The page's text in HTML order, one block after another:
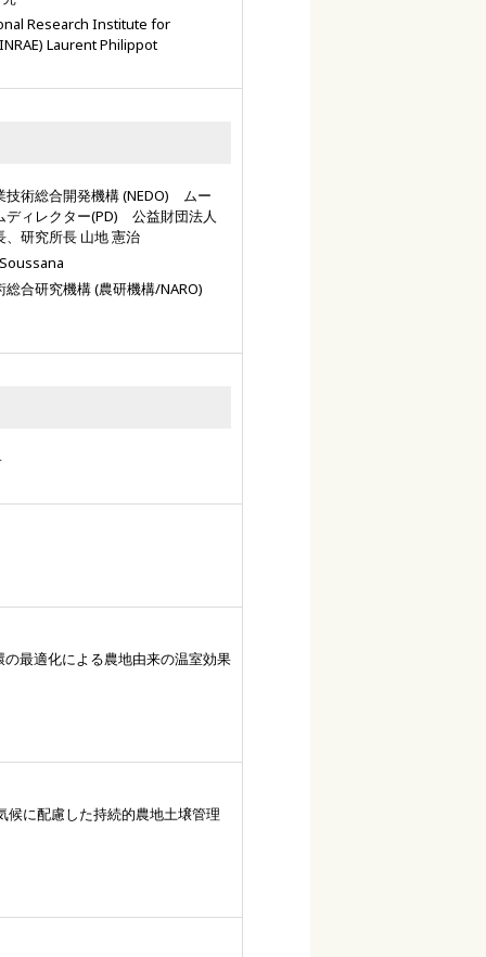
Research Institute for
Laurent Philippot
技術総合開発機構 (NEDO) ムー
ディレクター(PD) 公益財団法人
研究所長 山地 憲治
合研究機構 (農研機構/NARO)
最適化による農地由来の温室効果
候に配慮した持続的農地土壌管理